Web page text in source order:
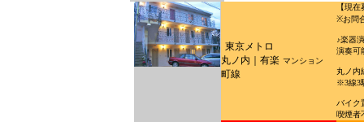
東京メトロ
丸ノ内｜有楽
町線
マンション
【現
※お問
♪楽器
演奏可
丸ノ内
※3線3
バイク
喫煙者